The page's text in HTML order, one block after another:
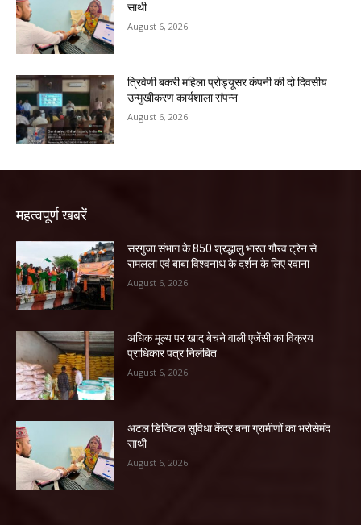
साथी
August 6, 2026
त्रिवेणी बकरी महिला प्रोड्यूसर कंपनी की दो दिवसीय
उन्मुखीकरण कार्यशाला संपन्न
August 6, 2026
महत्वपूर्ण खबरें
सरगुजा संभाग के 850 श्रद्धालु भारत गौरव ट्रेन से
रामलला एवं बाबा विश्वनाथ के दर्शन के लिए रवाना
August 6, 2026
अधिक मूल्य पर खाद बेचने वाली एजेंसी का विक्रय
प्राधिकार पत्र निलंबित
August 6, 2026
अटल डिजिटल सुविधा केंद्र बना ग्रामीणों का भरोसेमंद
साथी
August 6, 2026